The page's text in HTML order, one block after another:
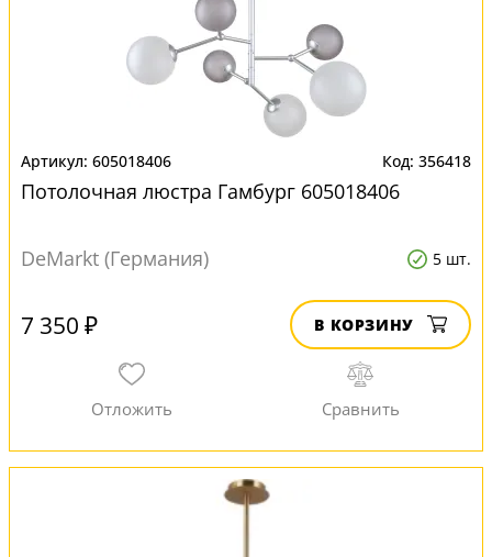
605018406 356418
Потолочная люстра Гамбург 605018406
DeMarkt (Германия) 5 шт.
7 350 ₽ В КОРЗИНУ